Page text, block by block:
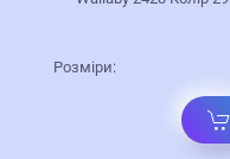
Розміри: